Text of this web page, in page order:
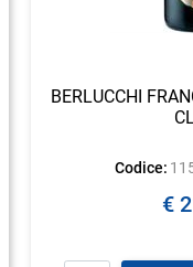
BERLUCCHI
Codice:
€